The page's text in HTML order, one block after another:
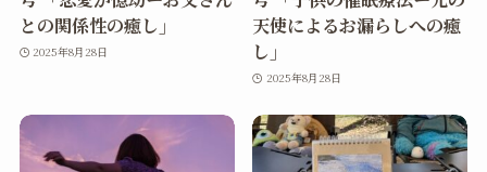
との関係性の癒し」
2025年8月28日
天使によるお漏らしへの癒
し」
2025年8月28日